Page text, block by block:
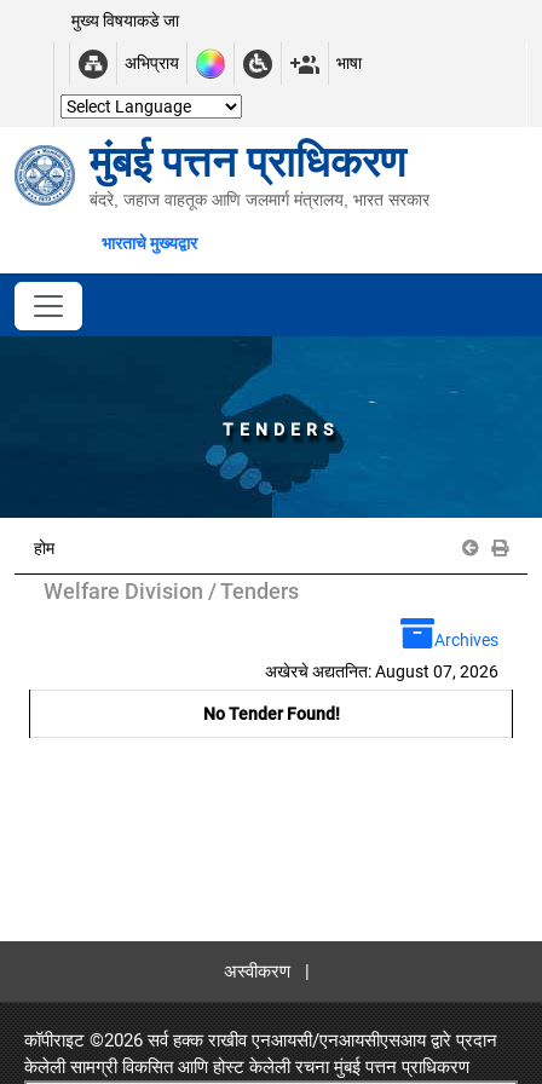
मुख्य विषयाकडे जा
अभिप्राय भाषा
मुंबई पत्तन प्राधिकरण
बंदरे, जहाज वाहतूक आणि जलमार्ग मंत्रालय, भारत सरकार
भारताचे मुख्यद्वार
TENDERS
होम
Welfare Division / Tenders
Archives
अखेरचे अद्यतनित: August 07, 2026
No Tender Found!
अस्वीकरण|
कॉपीराइट ©2026 सर्व हक्क राखीव एनआयसी/एनआयसीएसआय द्वारे प्रदान
केलेली सामग्री विकसित आणि होस्ट केलेली रचनामुंबई पत्तन प्राधिकरण